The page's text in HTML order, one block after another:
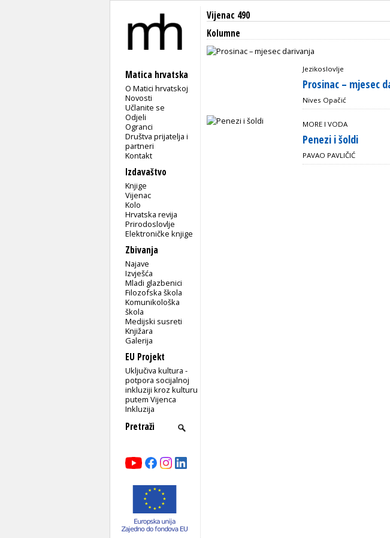
Matica hrvatska
O Matici hrvatskoj
Novosti
Učlanite se
Odjeli
Ogranci
Društva prijatelja i
partneri
Kontakt
Izdavaštvo
Knjige
Vijenac
Kolo
Hrvatska revija
Prirodoslovlje
Elektroničke knjige
Zbivanja
Najave
Izvješća
Mladi glazbenici
Filozofska škola
Komunikološka
škola
Medijski susreti
Knjižara
Galerija
EU Projekt
Uključiva kultura -
potpora socijalnoj
inkluziji kroz kulturu
putem Vijenca
Inkluzija
Vijenac 490
Kolumne
Jezikoslovlje
Prosinac – mjesec
Nives Opačić
MORE I VODA
Penezi i šoldi
PAVAO PAVLIČIĆ